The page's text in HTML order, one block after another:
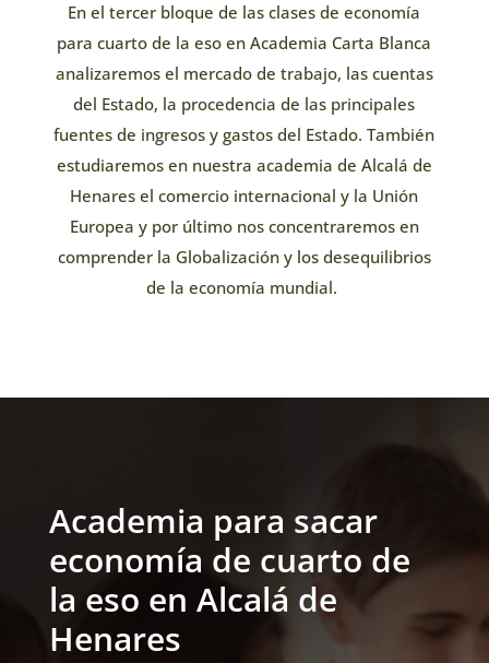
En el tercer bloque de las clases de economía
para cuarto de la eso en Academia Carta Blanca
analizaremos el mercado de trabajo, las cuentas
del Estado, la procedencia de las principales
fuentes de ingresos y gastos del Estado. También
estudiaremos en nuestra academia de Alcalá de
Henares el comercio internacional y la Unión
Europea y por último nos concentraremos en
comprender la Globalización y los desequilibrios
de la economía mundial.
Academia para sacar
economía de cuarto de
la eso en Alcalá de
Henares